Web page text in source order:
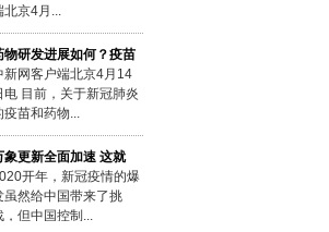
北京4月...
物研发进展如何？疫苗
新网客户端北京4月14
电 目前，关于新冠肺炎
疫苗和药物...
象更新全面加速 这就
开年，新冠疫情的爆
虽然给中国带来了挑
，但中国控制...